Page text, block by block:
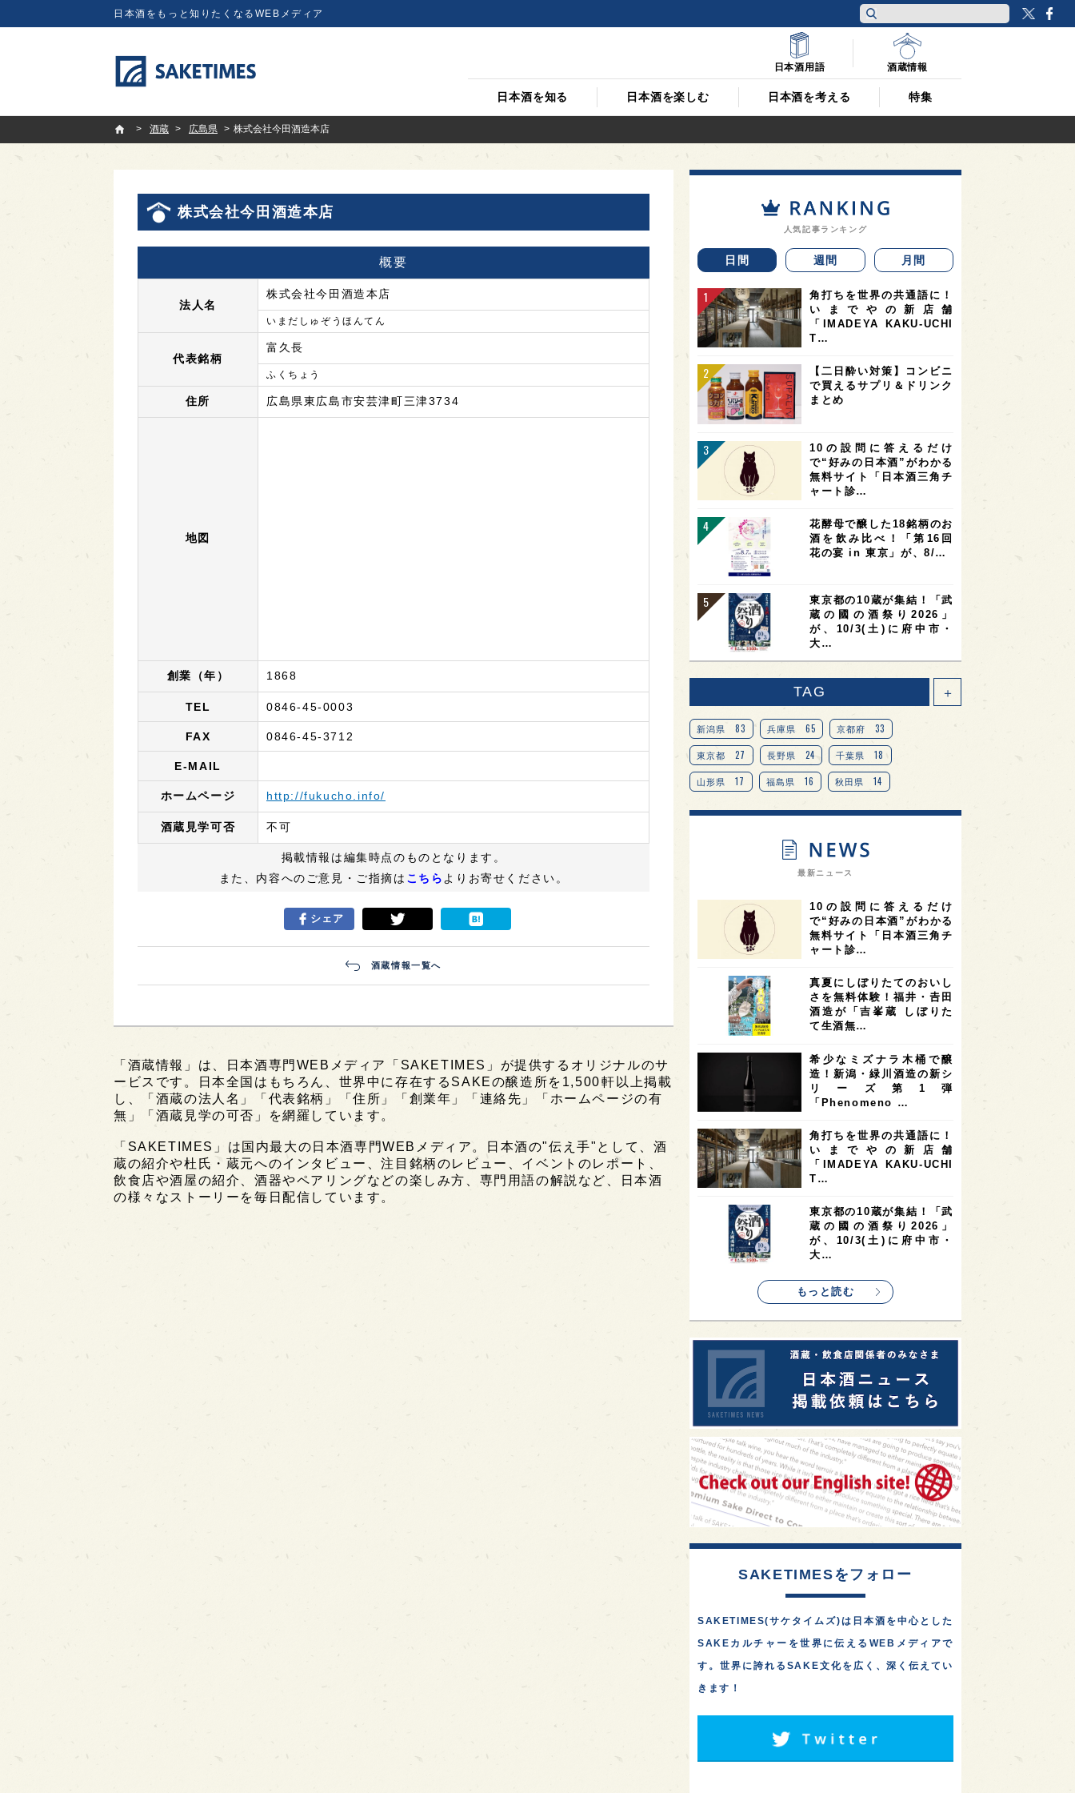
日本酒をもっと知りたくなるWEBメディア
日本酒を知る 日本酒を楽しむ 日本酒を考える 特集
日本酒用語 酒蔵情報
SAKETIMES
酒蔵
広島県 株式会社今田酒造本店
株式会社今田酒造本店
概要
法人名
株式会社今田酒造本店
いまだしゅぞうほんてん
代表銘柄
富久長
ふくちょう
住所 広島県東広島市安芸津町三津3734
地図
創業（年） 1868
TEL 0846-45-0003
FAX 0846-45-3712
E-MAIL
ホームページ http://fukucho.info/
酒蔵見学可否 不可
掲載情報は編集時点のものとなります。
また、内容へのご意見・ご指摘は こちら よりお寄せください。
シェア
酒蔵情報一覧へ
「酒蔵情報」は、日本酒専門WEBメディア「SAKETIMES」が提供するオリジナルのサ
ービスです。日本全国はもちろん、世界中に存在するSAKEの醸造所を1,500軒以上掲載
し、「酒蔵の法人名」「代表銘柄」「住所」「創業年」「連絡先」「ホームページの有
無」「酒蔵見学の可否」を網羅しています。
「SAKETIMES」は国内最大の日本酒専門WEBメディア。日本酒の"伝え手"として、酒
蔵の紹介や杜氏・蔵元へのインタビュー、注目銘柄のレビュー、イベントのレポート、
飲食店や酒屋の紹介、酒器やペアリングなどの楽しみ方、専門用語の解説など、日本酒
の様々なストーリーを毎日配信しています。
人気記事ランキング
日間 週間 月間
角打ちを世界の共通語に！
いまでやの新店舗
「IMADEYA KAKU-UCHI
T…
【二日酔い対策】コンビニ
で買えるサプリ＆ドリンク
まとめ
10の設問に答えるだけ
で“好みの日本酒”がわかる
無料サイト「日本酒三角チ
ャート診…
花酵母で醸した18銘柄のお
酒を飲み比べ！「第16回
花の宴 in 東京」が、8/…
東京都の10蔵が集結！「武
蔵の國の酒祭り2026」
が、10/3(土)に府中市・
大…
TAG ＋
27 長野県 24 千葉県 18
17 福島県 16 秋田県
12 栃木県 11
オピニオンリーダーの視点 9 埼玉県 9
広島県 8 山梨県 7 ヨーロッパ
石川県 7 奈良県 7 滋賀県 7 和歌山県 6
富山県 6 フランス 6
SAKE100 5 5 岡山県 5 岩手県 4
4 アメリカ 4 神奈川県 4
4 三重県 大阪府
スペイン 香港 福井県
SAKEの時代を生きる 2 静岡県 1 長崎県 1
全蔵めぐり 1 シンガポール 1 カナダ 1
群馬県 1 熊本県
イギリス 1 ノルウェー 1 新宿区 1
歌舞伎町 1 沖縄県 1 鳥取県
saketimes_image_4 1
最新ニュース
10の設問に答えるだけ
で“好みの日本酒”がわかる
無料サイト「日本酒三角チ
真夏にしぼりたてのおいし
さを無料体験！福井・𠮷田
酒造が「吉峯蔵 しぼりた
希少なミズナラ木桶で醸
「Phenomeno …
角打ちを世界の共通語に！
いまでやの新店舗
「IMADEYA KAKU-UCHI
東京都の10蔵が集結！「武
蔵の國の酒祭り2026」
が、10/3(土)に府中市・
大…